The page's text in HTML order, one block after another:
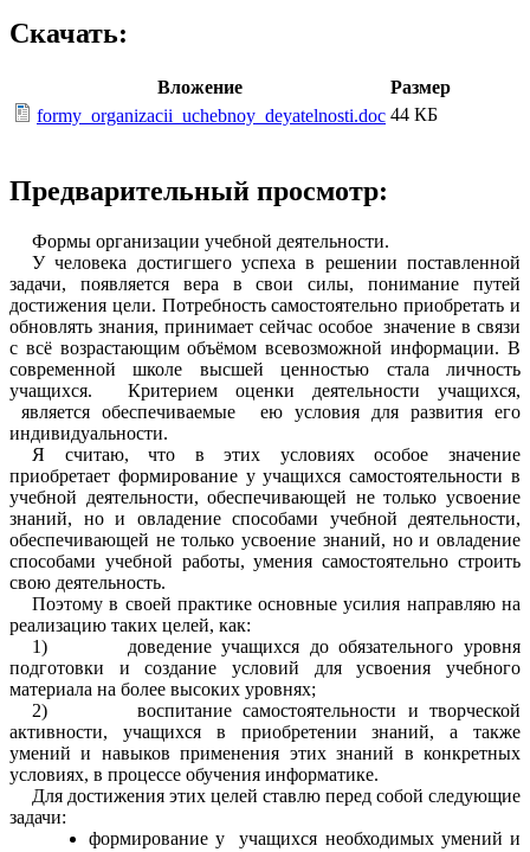
Скачать:
Вложение
Размер
formy_organizacii_uchebnoy_deyatelnosti.doc 44 КБ
Предварительный просмотр:
Формы организации учебной деятельности.
У человека достигшего успеха в решении поставленной
задачи, появляется вера в свои силы, понимание путей
достижения цели. Потребность самостоятельно приобретать и
обновлять знания, принимает сейчас особое значение в связи
с всё возрастающим объёмом всевозможной информации. В
современной школе высшей ценностью стала личность
учащихся. Критерием оценки деятельности учащихся,
является обеспечиваемые ею условия для развития его
индивидуальности.
Я считаю, что в этих условиях особое значение
приобретает формирование у учащихся самостоятельности в
учебной деятельности, обеспечивающей не только усвоение
знаний, но и овладение способами учебной деятельности,
обеспечивающей не только усвоение знаний, но и овладение
способами учебной работы, умения самостоятельно строить
свою деятельность.
Поэтому в своей практике основные усилия направляю на
реализацию таких целей, как:
1) доведение учащихся до обязательного уровня
подготовки и создание условий для усвоения учебного
материала на более высоких уровнях;
2) воспитание самостоятельности и творческой
активности, учащихся в приобретении знаний, а также
умений и навыков применения этих знаний в конкретных
условиях, в процессе обучения информатике.
Для достижения этих целей ставлю перед собой следующие
задачи:
формирование у учащихся необходимых умений и